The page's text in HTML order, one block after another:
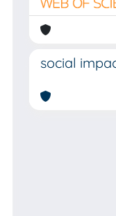
social